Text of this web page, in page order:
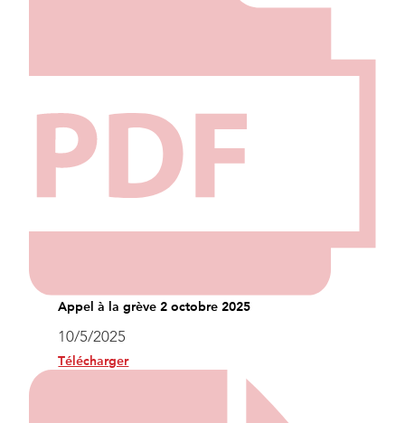
Appel à la grève 2 octobre 2025
10/5/2025
Télécharger